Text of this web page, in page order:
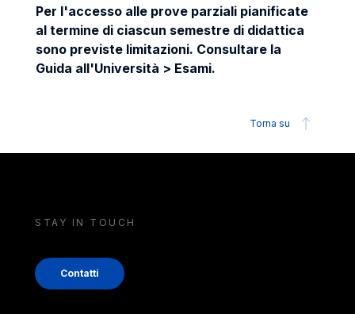
Per l'accesso alle prove parziali pianificate
al termine di ciascun semestre di didattica
sono previste limitazioni. Consultare la
Guida all'Università > Esami.
Torna su
STAY IN TOUCH
Contatti